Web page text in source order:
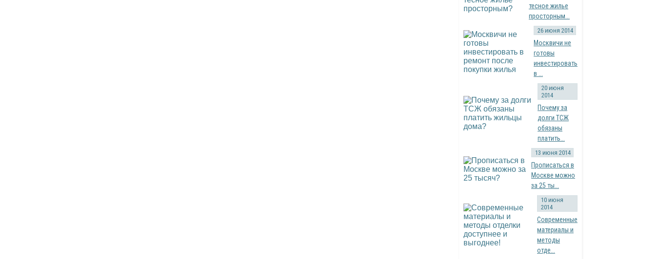
тесное жилье
просторным...
26 июня 2014
Москвичи не
готовы
инвестировать
в ...
20 июня
2014
Почему за
долги ТСЖ
обязаны
платить...
13 июня 2014
Прописаться в
Москве можно
за 25 ты...
10 июня
2014
Современные
материалы и
методы
отде...